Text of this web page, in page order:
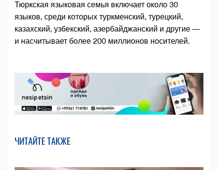
Тюркская языковая семья включает около 30
языков, среди которых туркменский, турецкий,
казахский, узбекский, азербайджанский и другие —
и насчитывает более 200 миллионов носителей.
ЧИТАЙТЕ ТАКЖЕ